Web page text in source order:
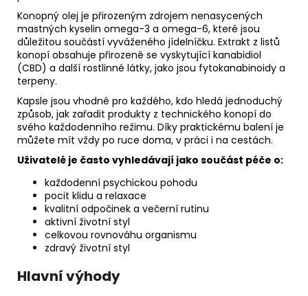
Konopný olej je přirozeným zdrojem nenasycených
mastných kyselin omega-3 a omega-6, které jsou
důležitou součástí vyváženého jídelníčku. Extrakt z listů
konopí obsahuje přirozeně se vyskytující kanabidiol
(CBD) a další rostlinné látky, jako jsou fytokanabinoidy a
terpeny.
Kapsle jsou vhodné pro každého, kdo hledá jednoduchý
způsob, jak zařadit produkty z technického konopí do
svého každodenního režimu. Díky praktickému balení je
můžete mít vždy po ruce doma, v práci i na cestách.
Uživatelé je často vyhledávají jako součást péče o:
každodenní psychickou pohodu
pocit klidu a relaxace
kvalitní odpočinek a večerní rutinu
aktivní životní styl
celkovou rovnováhu organismu
zdravý životní styl
Hlavní výhody